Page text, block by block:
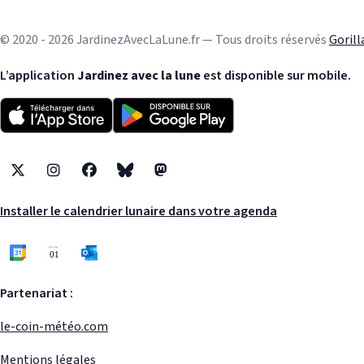
© 2020 - 2026 JardinezAvecLaLune.fr — Tous droits réservés
L’application Jardinez avec la luneest disponible sur mobile.
X InstagramFacebookBlueskyMastodon
Installer le calendrier lunaire dans votre agenda
Partenariat :
le-coin-météo.com
Mentions légales